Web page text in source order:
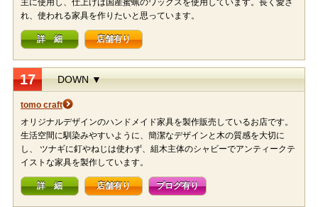
主に使用し、仕上げは国産蜜蝋のワックスを使用しています。長く愛さ
れ、使われる家具を作りたいと思っています。
詳 細 店舗有り
17 DOWN ▼
tomo craft
オリジナルデザインのハンドメイド家具を製作販売しているお店です。
生活空間に馴染みやすいように、簡潔なデザインと木の質感を大切に
し、 ツナギに釘やねじは使わず、組木主体のシャビーでアンティークテ
イストな家具を製作しています。
詳 細 店舗有り ブログ有り